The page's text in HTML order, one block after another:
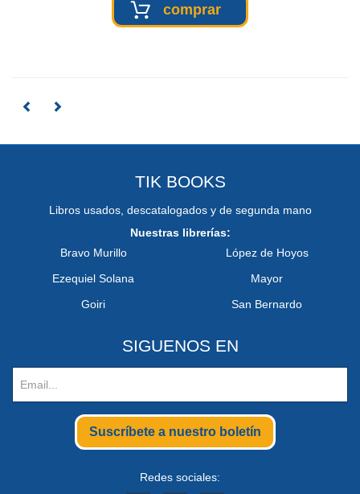
comprar
TIK BOOKS
Libros usados, descatalogados y de segunda mano
Nuestras librerías:
Bravo Murillo
Ezequiel Solana
Goiri
López de Hoyos
Mayor
San Bernardo
SIGUENOS EN
Suscríbete a nuestro boletín
Redes sociales: